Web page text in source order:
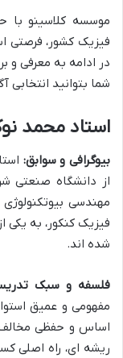
موسسه کلاسینو با
فیزیک کشور، فرصتی
در ادامه به معرفی و
شما بتوانید انتخابی
استاد محمد
بیوگرافی و سوابق:
از دانشگاه صنعتی
مهندسی
فیزیک کنکور، به یکی
شده اند.
فلسفه و سبک
مفهومی و عمیق
اساس و حفظی مخالف
ریشه ای، راه اصلی